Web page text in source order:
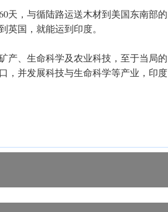
天，与循陆路运送木材到美国东南部的
英国，就能运到印度。
产、生命科学及农业科技，至于当局的
，并发展科技与生命科学等产业，印度